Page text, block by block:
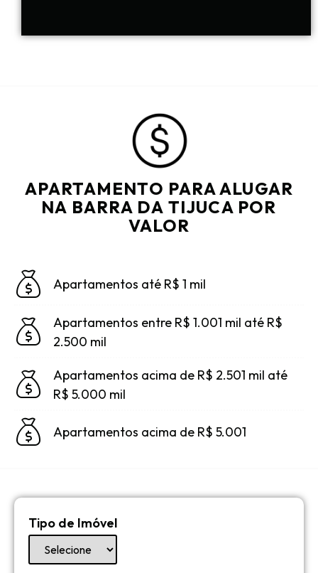
APARTAMENTO PARA ALUGAR
NA BARRA DA TIJUCA POR
VALOR
Apartamentos até R$ 1 mil
Apartamentos entre R$ 1.001 mil até R$
2.500 mil
Apartamentos acima de R$ 2.501 mil até
R$ 5.000 mil
Apartamentos acima de R$ 5.001
Tipo de Imóvel